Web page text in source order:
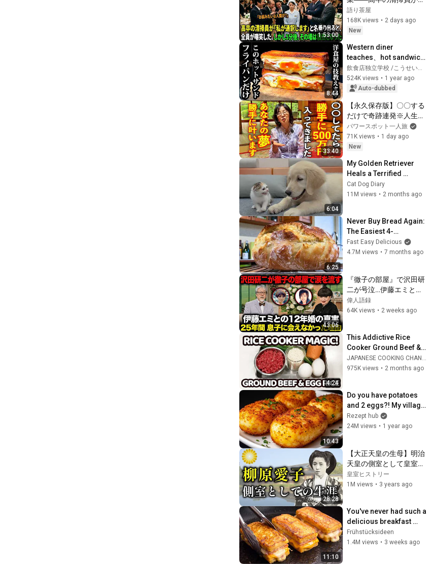
コムちゃんねる
1:53:00
「私が通訳いたします」
と財閥会長に告げた瞬
間、全員が嘲笑した。し
まり返った。#動エピソ
ード#老後の物語 #家族
の物語
語り茶屋
168K views • 2 days ago
New
8:44
Western diner
teaches、hot sandwich
you can make in a frying
pan
飲食店独立学校 /こうせい校長
524K views • 1 year ago
Auto-dubbed
33:40
【永久保存版】〇〇する
だけで奇跡連発※人生が
激変するたった一つの方
法※夢を叶える学校武田
葉子さんパワースポット
パワースポット一人旅
71K views • 1 day ago
New
6:04
My Golden Retriever
Heals a Terrified
Rescue Kitten in Just 3
Meetings!
Cat Dog Diary
11M views • 2 months ago
6:25
Never Buy Bread Again:
The Easiest 4-
Ingredient Daily Bread
(No Kneading)
Fast Easy Delicious
4.7M views • 7 months ago
43:06
『徹子の部屋』で沢田研
二が号泣…伊藤エミとの
12年婚と離婚を初告白！
25年間絶縁した一人息子
最期の遺言が起こした奇
跡に涙が止まらない
偉人語録
64K views • 2 weeks ago
4:24
This Addictive Rice
Cooker Ground Beef &
Egg Rice is My New
Obsession!
JAPANESE COOKING CHANNEL
975K views • 2 months ago
10:43
Do you have potatoes
and 2 eggs?! My village
grandmother taught me
this recipe!
Rezept hub
24M views • 1 year ago
28:28
【大正天皇の生母】明治
天皇の側室として皇室存
続の危機を救った柳原愛
子の生涯【皇室】
皇室ヒストリー
1M views • 3 years ago
11:10
You've never had such a
delicious breakfast
before – French Toast
Sandwich Sticks in 5
Frühstücksideen
1.4M views • 3 weeks ago